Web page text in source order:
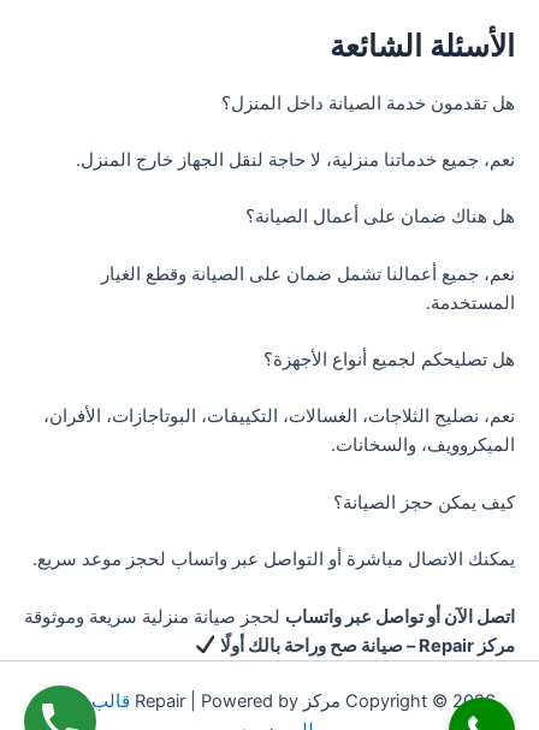
الأسئلة الشائعة
هل تقدمون خدمة الصيانة داخل المنزل؟
نعم، جميع خدماتنا منزلية، لا حاجة لنقل الجهاز خارج المنزل.
هل هناك ضمان على أعمال الصيانة؟
نعم، جميع أعمالنا تشمل ضمان على الصيانة وقطع الغيار
المستخدمة.
هل تصليحكم لجميع أنواع الأجهزة؟
نعم، نصليح الثلاجات، الغسالات، التكييفات، البوتاجازات، الأفران،
الميكروويف، والسخانات.
كيف يمكن حجز الصيانة؟
يمكنك الاتصال مباشرة أو التواصل عبر واتساب لحجز موعد سريع.
اتصل الآن أو تواصل عبر واتساب لحجز صيانة منزلية سريعة وموثوقة
مركز Repair – صيانة صح وراحة بالك أولًا
Copyright © 2026 مركز Repair | Powered by
قالب Astra